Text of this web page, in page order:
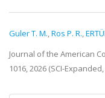
Guler T. M.,Ros P. R.,
Journal of the American
1016, 2026 (SCI-